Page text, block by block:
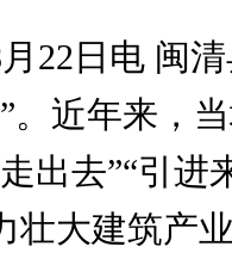
日电 闽清
。近年来，
出去”“引进
壮大建筑产